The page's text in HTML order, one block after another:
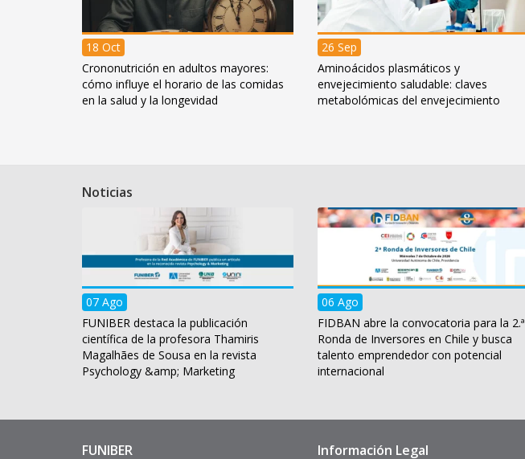
18 Oct
Crononutrición en adultos mayores:
cómo influye el horario de las comidas
en la salud y la longevidad
26 Sep
Aminoácidos plasmáticos y
envejecimiento saludable: claves
metabolómicas del envejecimiento
Noticias
07 Ago
FUNIBER destaca la publicación
científica de la profesora Thamiris
Magalhães de Sousa en la revista
Psychology &amp; Marketing
06 Ago
FIDBAN abre la convocatoria para la 2.ª
Ronda de Inversores en Chile y busca
talento emprendedor con potencial
internacional
Enlaces
FUNIBER
Pie
Información Legal